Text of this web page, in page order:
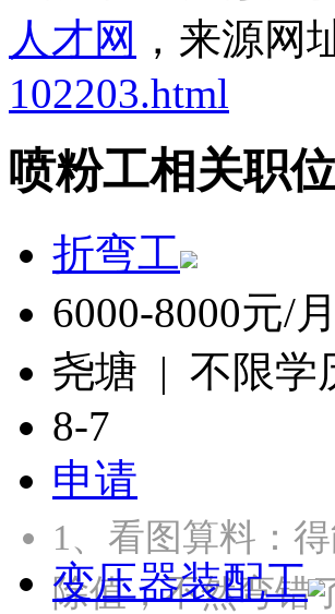
人才网 ，来源网
102203.html
喷粉工相关职
折弯工
6000-8000元/月
尧塘 | 不限学
8-7
申请
1、‌看图算料‌：
除值，不然弯
变压器装配工